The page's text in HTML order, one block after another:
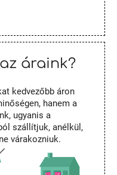
áraink?
kedvezőbb áron
hanem a
ugyanis a
szállítjuk, anélkül,
várakozniuk.